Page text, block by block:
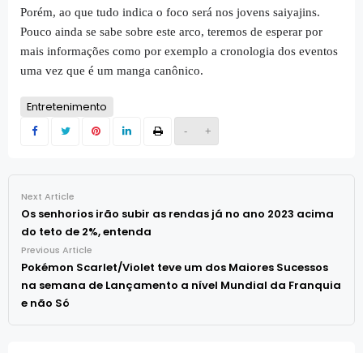
- +
Porém, ao que tudo indica o foco será nos jovens saiyajins.
Pouco ainda se sabe sobre este arco, teremos de esperar por
mais informações como por exemplo a cronologia dos eventos
uma vez que é um manga canônico.
Entretenimento
Next Article
Os senhorios irão subir as rendas já no ano 2023 acima
do teto de 2%, entenda
Previous Article
Pokémon Scarlet/Violet teve um dos Maiores Sucessos
na semana de Lançamento a nível Mundial da Franquia
e não Só